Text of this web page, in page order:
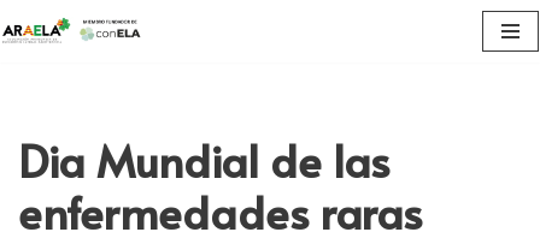
Dia Mundial de las
enfermedades raras